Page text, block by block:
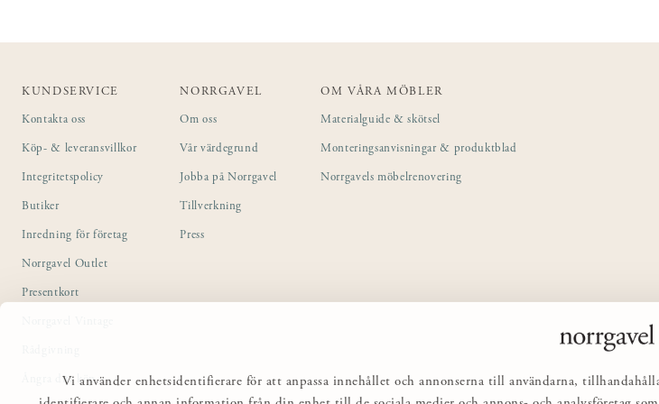
Vi använder enhetsidentifierare för att anpassa innehållet och annonserna till användarna,
KUNDSERVICE
Kontakta oss
Köp- & leveransvillkor
Integritetspolicy
Butiker
Inredning för företag
Norrgavel Outlet
Presentkort
Ångra ditt köp
NORRGAVEL
Om oss
Vår värdegrund
Jobba på Norrgavel
Tillverkning
Press
OM VÅRA MÖBLER
Materialguide & skötsel
Monteringsanvisningar & produktblad
Norrgavels möbelrenovering